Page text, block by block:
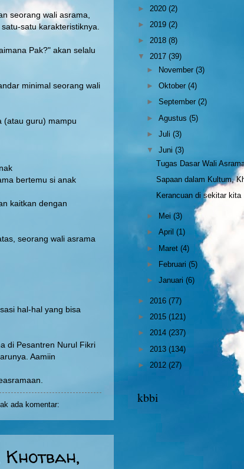
seorang wali asrama,
satu karakteristiknya.
Pak?" akan selalu
minimal seorang wali
(atau guru) mampu
bertemu si anak
kaitkan dengan
seorang wali asrama
hal-hal yang bisa
di Pesantren Nurul Fikri
Aamiin
ada komentar:
► 2020 (2)
► 2019 (2)
► 2018 (8)
▼ 2017 (39)
►
November(3)
►Oktober(4)
►September(2)
►Agustus(5)
►Juli(3)
▼Juni(3)
Tugas Dasar Wali
Sapaan dalam Kultum,
Kerancuan di sekitar kita
► Mei(3)
►April(1)
► Maret(4)
►
Februari(5)
►Januari(6)
► 2016 (77)
► 2015 (121)
► 2014 (237)
► 2013 (134)
► 2012 (27)
kbbi